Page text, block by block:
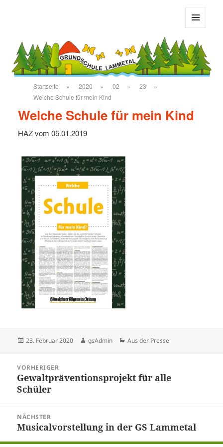
UND
WIDGETS
Startseite » 2020 » 02 » 23
»
Welche Schule für mein Kind
Welche Schule für mein Kind
HAZ vom 05.01.2019
Veröffentlicht
23. Februar 2020 Autor
gsAdmin Kategorien
Aus der Presse
VORHERIGER
Vorheriger
Beitrag:
Gewaltpräventionsprojekt für alle
Schüler
NÄCHSTER
Nächster
Beitrag:
Musicalvorstellung in der GS Lammetal